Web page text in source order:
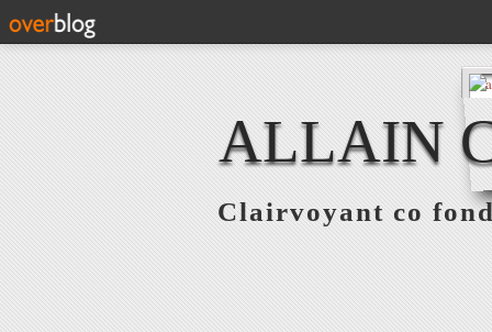
ALLAIN
Clairvoyant co